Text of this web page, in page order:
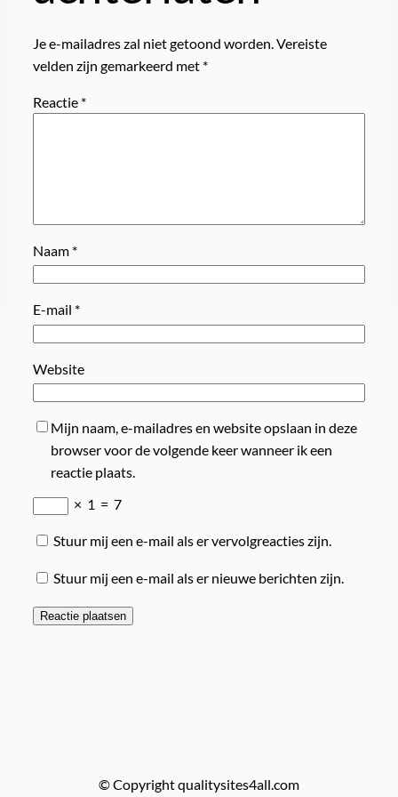
Je e-mailadres zal niet getoond worden. Vereiste
velden zijn gemarkeerd met *
Reactie *
Naam *
E-mail *
Website
Mijn naam, e-mailadres en website opslaan in deze
browser voor de volgende keer wanneer ik een
reactie plaats.
× 1 = 7
Stuur mij een e-mail als er vervolgreacties zijn.
Stuur mij een e-mail als er nieuwe berichten zijn.
© Copyright qualitysites4all.com